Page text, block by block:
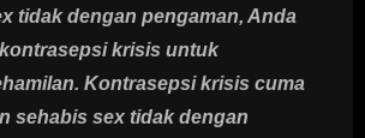
tidak dengan pengaman, Anda
krisis untuk
Kontrasepsi krisis cuma
sehabis sex tidak dengan